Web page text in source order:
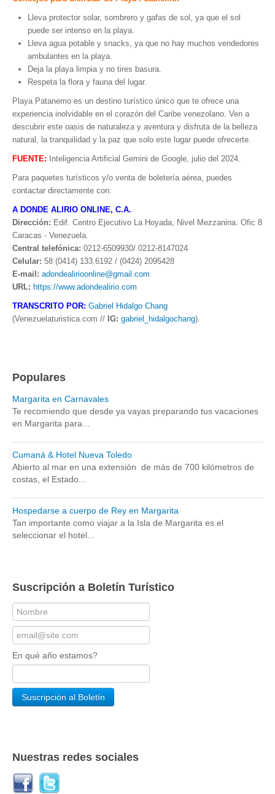
Lleva protector solar, sombrero y gafas de sol, ya que el sol
puede ser intenso en la playa.
Lleva agua potable y snacks, ya que no hay muchos vendedores
ambulantes en la playa.
Deja la playa limpia y no tires basura.
Respeta la flora y fauna del lugar.
Playa Patanemo es un destino turístico único que te ofrece una
experiencia inolvidable en el corazón del Caribe venezolano. Ven a
descubrir este oasis de naturaleza y aventura y disfruta de la belleza
natural, la tranquilidad y la paz que solo este lugar puede ofrecerte.
FUENTE: Inteligencia Artificial Gemini de Google, julio del 2024.
Para paquetes turísticos y/o venta de boletería aérea, puedes
contactar directamente con:
A DONDE ALIRIO ONLINE, C.A.
Dirección: Edif. Centro Ejecutivo La Hoyada, Nivel Mezzanina. Ofic 8
Caracas - Venezuela.
Central telefónica: 0212-6509930/ 0212-8147024
Celular: 58 (0414) 133.6192 / (0424) 2095428
E-mail: adondealirioonline@gmail.com
URL: https://www.adondealirio.com
TRANSCRITO POR: Gabriel Hidalgo Chang
(Venezuelaturistica.com // IG: gabriel_hidalgochang).
Populares
Margarita en Carnavales
Te recomiendo que desde ya vayas preparando tus vacaciones
en Margarita para...
Cumaná & Hotel Nueva Toledo
Abierto al mar en una extensión de más de 700 kilómetros de
costas, el Estado...
Hospedarse a cuerpo de Rey en Margarita
Tan importante como viajar a la Isla de Margarita es el
seleccionar el hotel...
Suscripción a Boletín Turístico
En qué año estamos?
Nuestras redes sociales